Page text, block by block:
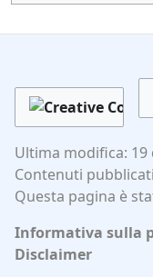
Ultima modifica: 19
Contenuti
Questa pagina è
Informativa sulla
Disclaimer